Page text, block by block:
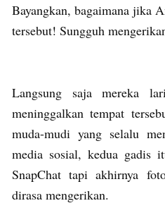
Bayangkan, bagaimana jika
tersebut! Sungguh
Langsung saja mereka
meninggalkan tempat
muda-mudi yang selalu
media sosial, kedua gadis
SnapChat tapi akhirnya
dirasa mengerikan.